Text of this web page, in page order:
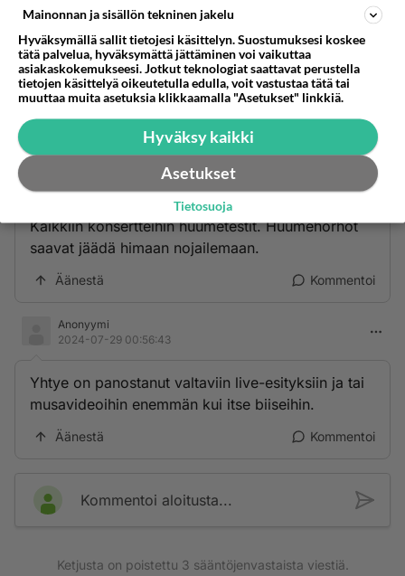
Anonyymi
2024-07-30 05:01:56
ei Alankoa IKINÄ !!!
Äänestä Kommentoi
2024-07-28 20:42:35
Kaikkiin konsertteihin huumetestit. Huumehörhöt
saavat jäädä himaan nojailemaan.
Äänestä Kommentoi
Anonyymi
2024-07-29 00:56:43
Yhtye on panostanut valtaviin live-esityksiin ja tai
musavideoihin enemmän kui itse biiseihin.
Äänestä Kommentoi
Kommentoi aloitusta...
Ketjusta on poistettu 3 sääntöjenvastaista viestiä.
Mainonnan ja sisällön tekninen jakelu
Hyväksymällä sallit tietojesi käsittelyn. Suostumuksesi koskee
tätä palvelua, hyväksymättä jättäminen voi vaikuttaa
asiakaskokemukseesi. Jotkut teknologiat saattavat perustella
tietojen käsittelyä oikeutetulla edulla, voit vastustaa tätä tai
muuttaa muita asetuksia klikkaamalla "Asetukset" linkkiä.
Hyväksy kaikki
Asetukset
Tietosuoja